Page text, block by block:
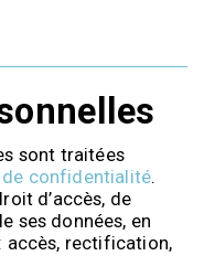
sont traitées
confidentialité.
d’accès, de
ses données, en
accès, rectification,